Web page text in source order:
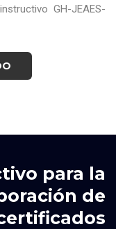
GH-JEAES-
para la
de